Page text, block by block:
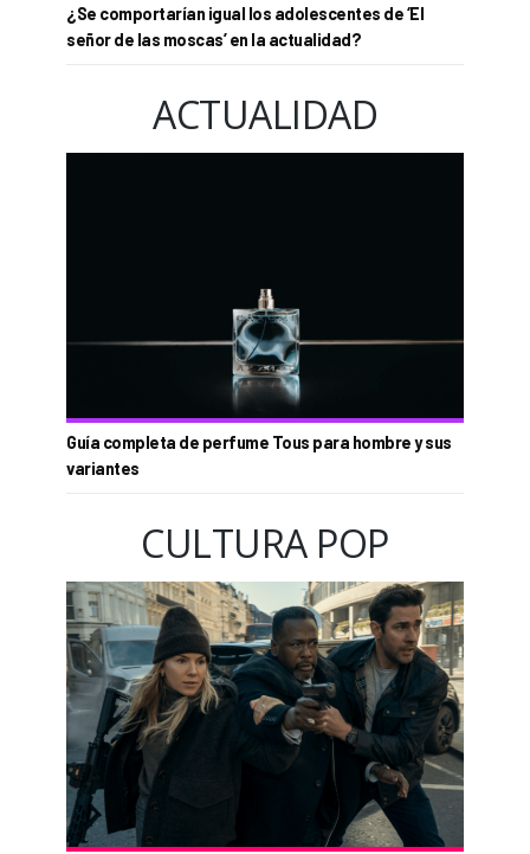
¿Se comportarían igual los adolescentes de ‘El
señor de las moscas’ en la actualidad?
ACTUALIDAD
Guía completa de perfume Tous para hombre y sus
variantes
CULTURA POP